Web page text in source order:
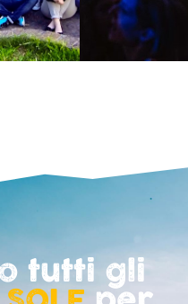
tutti gli